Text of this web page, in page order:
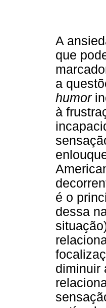
A
que
a
humor
à
é o
dessa
diminuir